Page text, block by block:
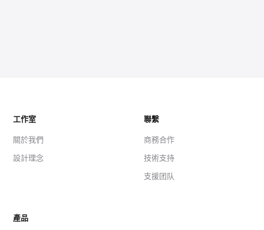
工作室
關於我們
設計理念
聯繫
商務合作
技術支持
支援团队
產品